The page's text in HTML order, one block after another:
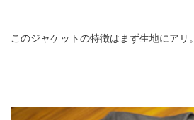
このジャケットの特徴はまず生地にアリ。